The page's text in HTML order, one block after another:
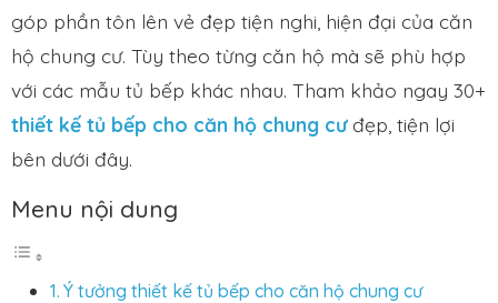
góp phần tôn lên vẻ đẹp tiện nghi, hiện đại của căn
hộ chung cư. Tùy theo từng căn hộ mà sẽ phù hợp
với các mẫu tủ bếp khác nhau. Tham khảo ngay 30+
thiết kế tủ bếp cho căn hộ chung cưđẹp, tiện lợi
bên dưới đây.
Menu nội dung
Ý tưởng thiết kế tủ bếp cho căn hộ chung cư